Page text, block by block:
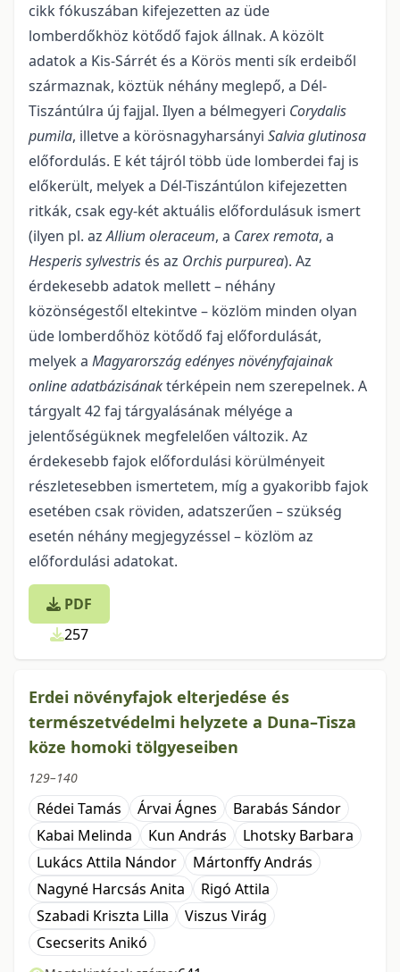
cikk fókuszában kifejezetten az üde
lomberdőkhöz kötődő fajok állnak. A közölt
adatok a Kis-Sárrét és a Körös menti sík erdeiből
származ­nak, köztük néhány meglepő, a Dél-
Tiszántúlra új fajjal. Ilyen a bélmegyeri Corydalis
pumila, illetve a körösnagyharsányi Salvia glutinosa
előfordulás. E két tájról több üde lomberdei faj is
előkerült, melyek a Dél-Tiszántúlon kifejezetten
ritkák, csak egy-két aktuális előfordulásuk ismert
(ilyen pl. azAllium oleraceum, a Carex remota, a
Hesperis sylvestris és az Orchis purpurea). Az
érdekesebb adatok mellett – néhány
közönségestől eltekintve – közlöm minden olyan
üde lomberdőhöz kötődő faj előfordulását,
melyek a Magyarország edényes növényfajainak
online adatbázisánaktérképein nem szerepelnek. A
tárgyalt 42 faj tárgyalásának mélyége a
jelentőségüknek megfelelően változik. Az
érdekesebb fajok előfordulási körülményeit
részletesebben ismertetem, míg a gyakoribb fajok
esetében csak röviden, adatszerűen – szükség
esetén néhány megjegyzéssel – közlöm az
előfordulási adatokat.
PDF
257
Erdei növényfajok elterjedése és
természetvédelmi helyzete a Duna–Tisza
köze homoki tölgyeseiben
129–140
Rédei Tamás Árvai Ágnes
Barabás Sándor
Kabai Melinda
Kun András
Lhotsky Barbara
Lukács Attila Nándor
Mártonffy András
Nagyné Harcsás Anita
Rigó Attila
Szabadi Kriszta Lilla
Viszus Virág
Csecserits Anikó